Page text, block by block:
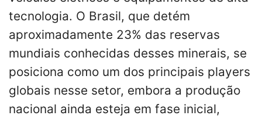
tecnologia. O Brasil, que detém
aproximadamente 23% das reservas
mundiais conhecidas desses minerais, se
posiciona como um dos principais players
globais nesse setor, embora a produção
nacional ainda esteja em fase inicial,